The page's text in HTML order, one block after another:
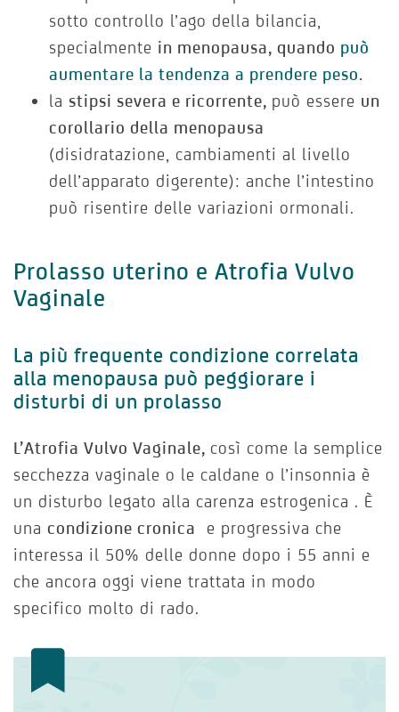
sotto controllo l’ago della bilancia,
specialmente in menopausa, quando può
aumentare la tendenza a prendere peso.
la stipsi severa e ricorrente, può essere un
corollario della menopausa
(disidratazione, cambiamenti al livello
dell’apparato digerente): anche l’intestino
può risentire delle variazioni ormonali.
Prolasso uterino e Atrofia Vulvo
Vaginale
La più frequente condizione correlata
alla menopausa può peggiorare i
disturbi di un prolasso
L’Atrofia Vulvo Vaginale, così come la semplice
secchezza vaginale o le caldane o l’insonnia è
un disturbo legato alla carenza estrogenica . È
una condizione cronica e progressiva che
interessa il 50% delle donne dopo i 55 anni e
che ancora oggi viene trattata in modo
specifico molto di rado.